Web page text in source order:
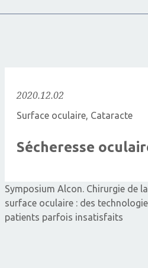
2020.12.02
Surface oculaire, Cataracte
Sécheresse
Symposium Alcon. Chirurgie de
surface oculaire : des
patients parfois insatisfaits